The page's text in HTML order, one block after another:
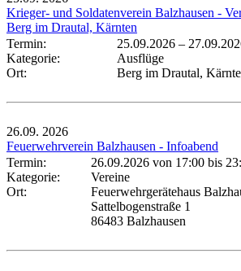
Krieger- und Soldatenverein Balzhausen -
Berg im Drautal, Kärnten
Termin:
25.09.2026 –
Kategorie:
Ausflüge
Ort:
Berg im Drautal,
26.09. 2026
Feuerwehrverein Balzhausen - Infoabend
Termin:
26.09.2026 von 17:00 bis
Kategorie:
Vereine
Ort:
Feuerwehrgerätehaus
Sattelbogenstraße 1
86483 Balzhausen